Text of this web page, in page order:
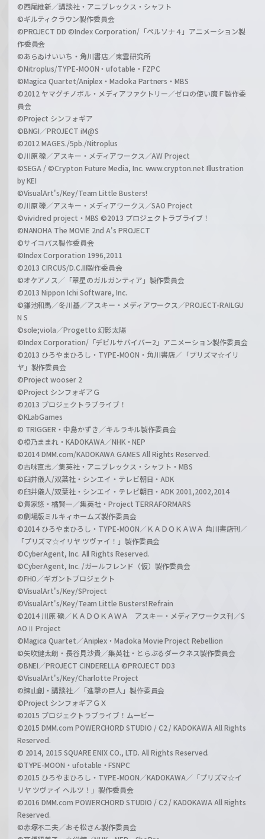
©西尾維新／講談社・アニプレックス・シャフト
©ギルティクラウン製作委員会
©PROJECT DD ©Index Corporation/「ペルソナ４」アニメーション製
作委員会
©あらゐけいいち・角川書店／東雲研究所
©Nitroplus/TYPE-MOON・ufotable・FZPC
©Magica Quartet/Aniplex・Madoka Partners・MBS
©2012 ヤマグチノボル・メディアファクトリー／ゼロの使い魔Ｆ製作委
員会
©Project シンフォギア
©BNGI／PROJECT iM@S
©2012 MAGES./5pb./Nitroplus
©川原 礫／アスキー・メディアワークス／AW Project
©SEGA / ©Crypton Future Media, Inc. www.crypton.net Illustration
by KEI
©VisualArt's/Key/Team Little Busters!
©川原 礫／アスキー・メディアワークス／SAO Project
©vividred project・MBS ©2013 プロジェクトラブライブ！
©NANOHA The MOVIE 2nd A's PROJECT
©サイコパス製作委員会
©Index Corporation 1996,2011
©2013 CIRCUS/D.C.III製作委員会
©オケアノス／「翠星のガルガンティア」製作委員会
©2013 Nippon Ichi Software, Inc.
©鎌池和馬／冬川基／アスキー・メディアワークス／PROJECT-RAILGU
N S
©sole;viola／Progetto 幻影太陽
©Index Corporation/「デビルサバイバー2」アニメーション製作委員会
©2013 ひろやまひろし・TYPE-MOON・角川書店／「プリズマ☆イリ
ヤ」製作委員会
©Project wooser 2
©Project シンフォギアＧ
©2013 プロジェクトラブライブ！
©KLabGames
© TRIGGER・中島かずき／キルラキル製作委員会
©橙乃ままれ・KADOKAWA／NHK・NEP
©2014 DMM.com/KADOKAWA GAMES All Rights Reserved.
©古味直志／集英社・アニプレックス・シャフト・MBS
©臼井儀人/双葉社・シンエイ・テレビ朝日・ADK
©臼井儀人/双葉社・シンエイ・テレビ朝日・ADK 2001,2002,2014
©貴家悠・橘賢一／集英社・Project TERRAFORMARS
©劇場版ミルキィホームズ製作委員会
©2014 ひろやまひろし・TYPE-MOON／ＫＡＤＯＫＡＷＡ 角川書店刊／
「プリズマ☆イリヤ ツヴァイ！」製作委員会
©CyberAgent, Inc. All Rights Reserved.
©CyberAgent, Inc. /ガールフレンド（仮）製作委員会
©FHO／ギガントプロジェクト
©VisualArt's/Key/SProject
©VisualArt's/Key/Team Little Busters! Refrain
©2014 川原 礫／ＫＡＤＯＫＡＷＡ アスキー・メディアワークス刊／S
AOⅡ Project
©Magica Quartet／Aniplex・Madoka Movie Project Rebellion
©矢吹健太朗・長谷見沙貴／集英社・とらぶるダークネス製作委員会
©BNEI／PROJECT CINDERELLA ©PROJECT DD3
©VisualArt's/Key/Charlotte Project
©諫山創・講談社／「進撃の巨人」製作委員会
©Project シンフォギアＧＸ
©2015 プロジェクトラブライブ！ムービー
©2015 DMM.com POWERCHORD STUDIO / C2 / KADOKAWA All Rights
Reserved.
© 2014, 2015 SQUARE ENIX CO., LTD. All Rights Reserved.
©TYPE-MOON・ufotable・FSNPC
©2015 ひろやまひろし・TYPE-MOON／KADOKAWA／「プリズマ☆イ
リヤ ツヴァイ ヘルツ！」製作委員会
©2016 DMM.com POWERCHORD STUDIO / C2 / KADOKAWA All Rights
Reserved.
©赤塚不二夫／おそ松さん製作委員会